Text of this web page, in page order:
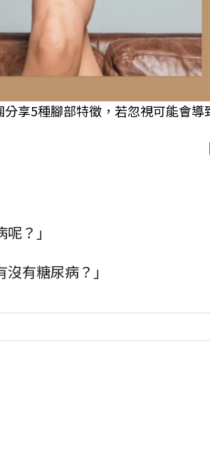
享5種腳部特徵，若忽視可能會導
？」
有糖尿病？」